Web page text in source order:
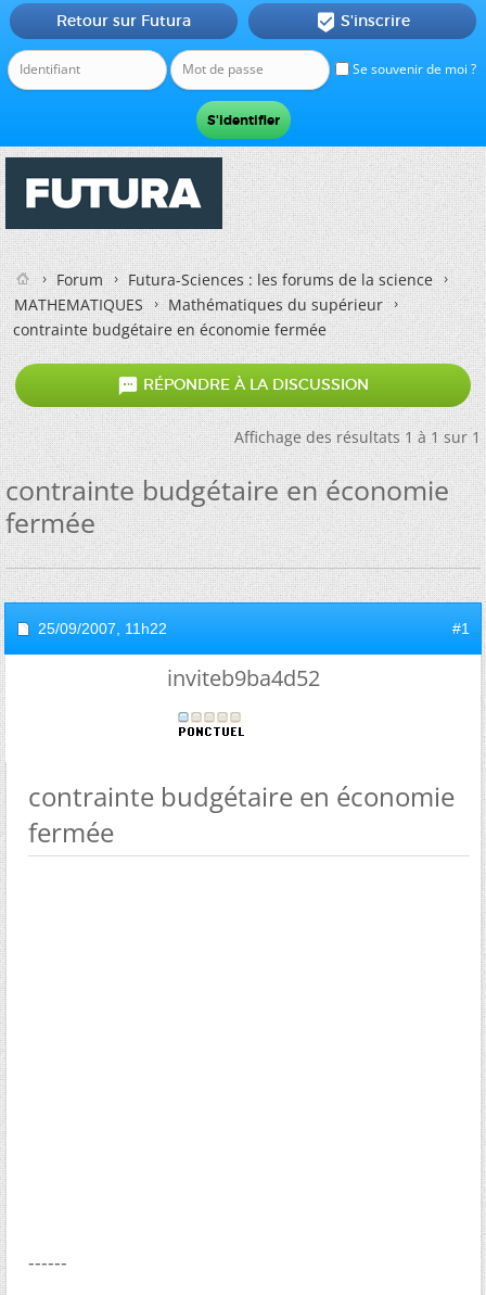
Se souvenir de moi ?
Retour sur Futura  S'inscrire
Forum
Futura-Sciences : les forums de la science
MATHEMATIQUES
Mathématiques du supérieur
contrainte budgétaire en économie fermée
 RÉPONDRE À LA DISCUSSION
Affichage des résultats 1 à 1 sur 1
contrainte budgétaire en économie
fermée
25/09/2007, 11h22 #1
inviteb9ba4d52
contrainte budgétaire en économie
fermée
------